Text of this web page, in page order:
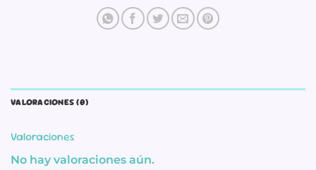
VALORACIONES (0)
Valoraciones
No hay valoraciones aún.